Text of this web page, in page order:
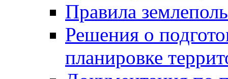
Правила
Решения о
планировке